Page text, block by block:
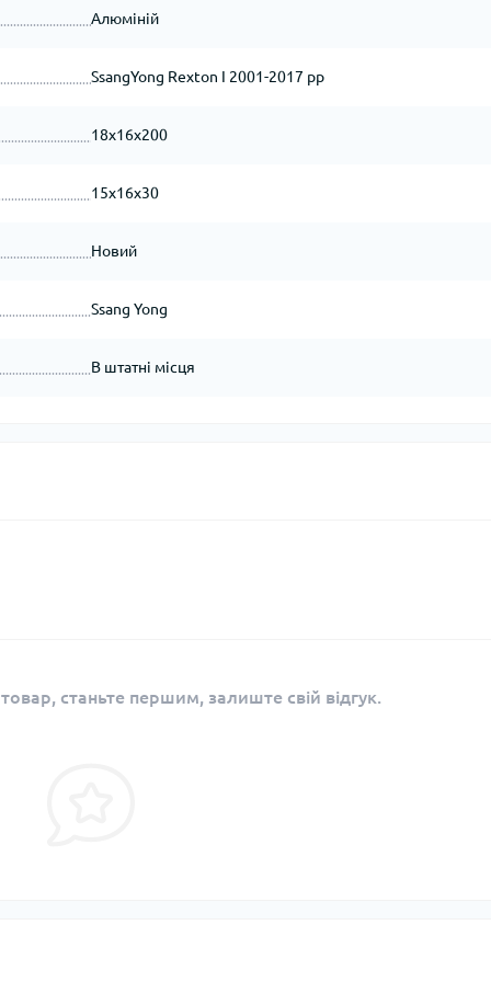
Алюміній
SsangYong Rexton I 2001-2017 рр
18x16x200
15x16x30
Новий
Ssang Yong
В штатні місця
станьте першим, залиште свій відгук.